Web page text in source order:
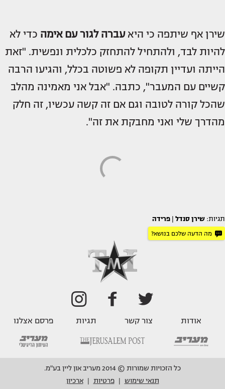
שירן אף שיתפה כי היאעברה לגור עם אימה כדי לא
להיות לבד, ולהתחיל להתחזק כלכלית ונפשית. "זאת
הייתה ועדיין תקופה לא פשוטה בכלל, והגיעו הרבה
קשיים עם המעבר", כתבה. "אבל אני מאמינה מהלב
שהכל קורה לטובה וגם אם זה קשה עכשיו, זה חלק
מהדרך שלי ואני מחבקת את זה".
תגיות: שירן סנדל פרידה
מה הדעה שלכם בנושא?
אודות צור קשר תגיות פרסם אצלנו
כל הזכויות שמורות © 2014 מעריב און ליין בע"מ.
תנאי שימוש
פרטיות ארכיון